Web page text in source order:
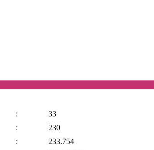
:
33
:
230
:
233.754